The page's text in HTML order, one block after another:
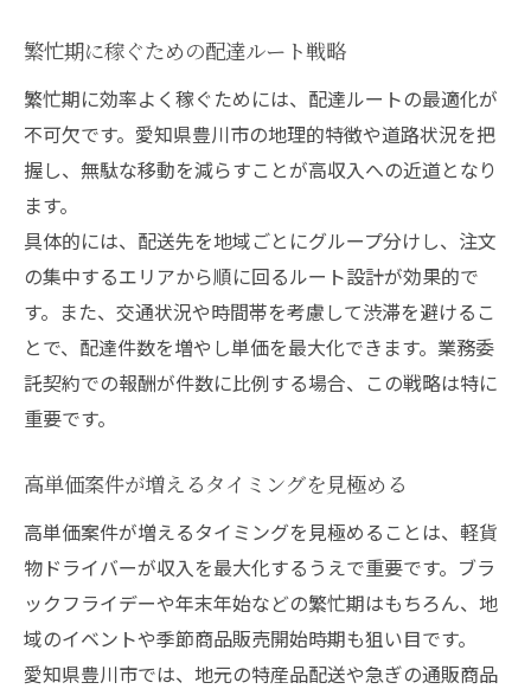
繁忙期に稼ぐための配達ルート戦略
繁忙期に効率よく稼ぐためには、配達ルートの最適化が
不可欠です。愛知県豊川市の地理的特徴や道路状況を把
握し、無駄な移動を減らすことが高収入への近道となり
ます。
具体的には、配送先を地域ごとにグループ分けし、注文
の集中するエリアから順に回るルート設計が効果的で
す。また、交通状況や時間帯を考慮して渋滞を避けるこ
とで、配達件数を増やし単価を最大化できます。業務委
託契約での報酬が件数に比例する場合、この戦略は特に
重要です。
高単価案件が増えるタイミングを見極める
高単価案件が増えるタイミングを見極めることは、軽貨
物ドライバーが収入を最大化するうえで重要です。ブラ
ックフライデーや年末年始などの繁忙期はもちろん、地
域のイベントや季節商品販売開始時期も狙い目です。
愛知県豊川市では、地元の特産品配送や急ぎの通販商品